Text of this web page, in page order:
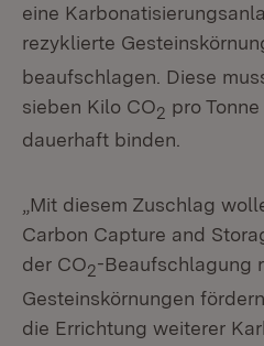
eine
rezyklierte
beaufschlagen. Diese
sieben Kilo CO2 pro
dauerhaft binden.
„Mit diesem Zuschlag
Carbon Capture and
der CO2-Beaufschlagung
Gesteinskörnungen
die Errichtung weiterer